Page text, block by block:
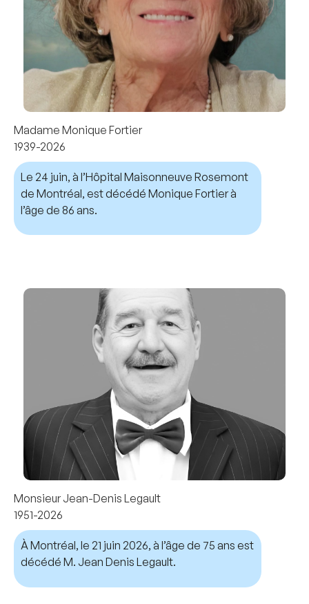
Madame Monique Fortier
1939-2026
Le 24 juin, à l’Hôpital Maisonneuve Rosemont
de Montréal, est décédé Monique Fortier à
l’âge de 86 ans.
Monsieur Jean-Denis Legault
1951-2026
À Montréal, le 21 juin 2026, à l’âge de 75 ans est
décédé M. Jean Denis Legault.